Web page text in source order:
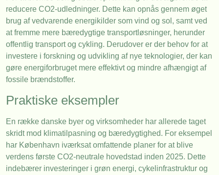
reducere CO2-udledninger. Dette kan opnås gennem øget
brug af vedvarende energikilder som vind og sol, samt ved
at fremme mere bæredygtige transportløsninger, herunder
offentlig transport og cykling. Derudover er der behov for at
investere i forskning og udvikling af nye teknologier, der kan
gøre energiforbruget mere effektivt og mindre afhængigt af
fossile brændstoffer.
Praktiske eksempler
En række danske byer og virksomheder har allerede taget
skridt mod klimatilpasning og bæredygtighed. For eksempel
har København iværksat omfattende planer for at blive
verdens første CO2-neutrale hovedstad inden 2025. Dette
indebærer investeringer i grøn energi, cykelinfrastruktur og